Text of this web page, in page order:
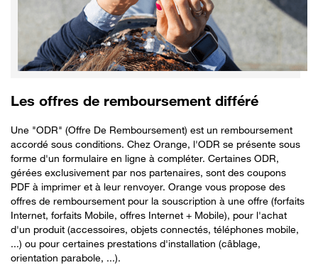
Les offres de remboursement différé
Une "ODR" (Offre De Remboursement) est un remboursement
accordé sous conditions. Chez Orange, l'ODR se présente sous
forme d'un formulaire en ligne à compléter. Certaines ODR,
gérées exclusivement par nos partenaires, sont des coupons
PDF à imprimer et à leur renvoyer. Orange vous propose des
offres de remboursement pour la souscription à une offre (forfaits
Internet, forfaits Mobile, offres Internet + Mobile), pour l'achat
d'un produit (accessoires, objets connectés, téléphones mobile,
...) ou pour certaines prestations d'installation (câblage,
orientation parabole, ...).